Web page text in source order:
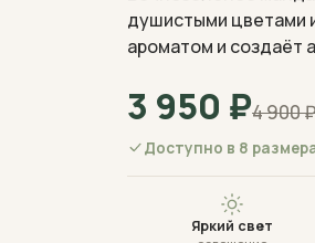
душистыми цветами
ароматом и создаёт
3 950 ₽4 900₽
Доступно в 8
Яркий свет